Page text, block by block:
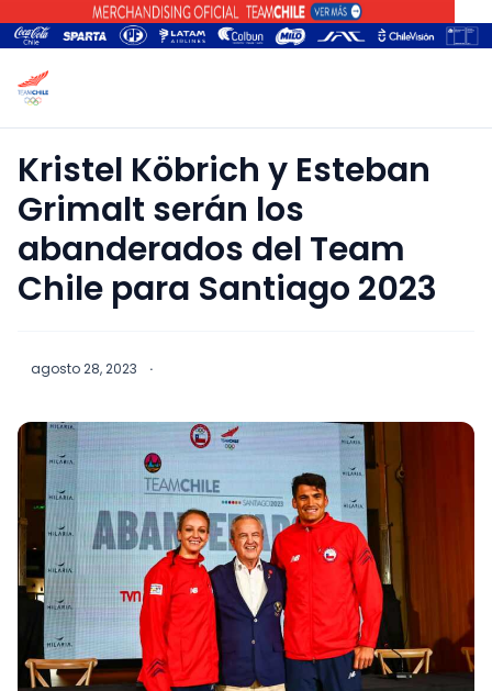
Kristel Köbrich y Esteban
Grimalt serán los
abanderados del Team
Chile para Santiago 2023
agosto 28, 2023 ·